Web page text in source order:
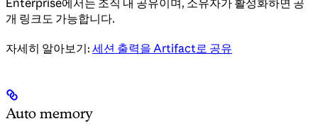
Enterprise에서는 조직 내 공유이며, 소유자가 활성화하면 공
개 링크도 가능합니다.
자세히 알아보기: 세션 출력을 Artifact로 공유
Auto memory